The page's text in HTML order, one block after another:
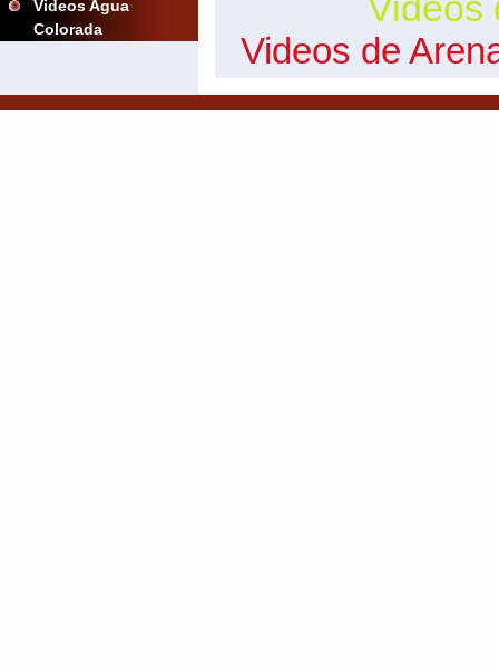
Videos Agua
Colorada
Videos de